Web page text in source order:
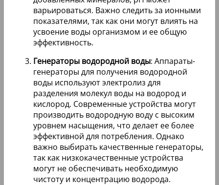
варьироваться. Важно следить за ионными
показателями, так как они могут влиять на
усвоение воды организмом и ее общую
эффективность.
Генераторы водородной воды: Аппараты-
генераторы для получения водородной
воды используют электролиз для
разделения молекул воды на водород и
кислород. Современные устройства могут
производить водородную воду с высоким
уровнем насыщения, что делает ее более
эффективной для потребления. Однако
важно выбирать качественные генераторы,
так как низкокачественные устройства
могут не обеспечивать необходимую
чистоту и концентрацию водорода.